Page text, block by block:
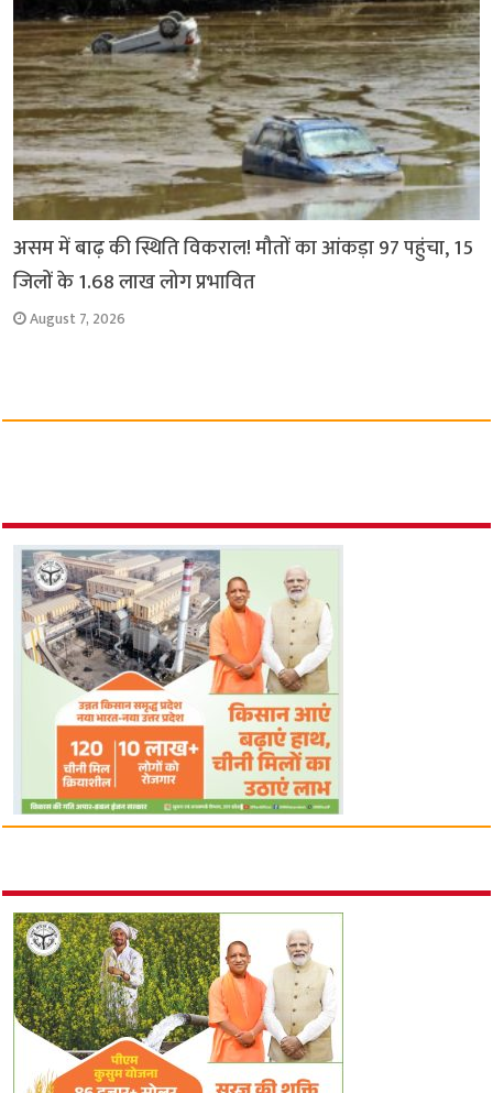
असम में बाढ़ की स्थिति विकराल! मौतों का आंकड़ा 97 पहुंचा, 15
जिलों के 1.68 लाख लोग प्रभावित
August 7, 2026